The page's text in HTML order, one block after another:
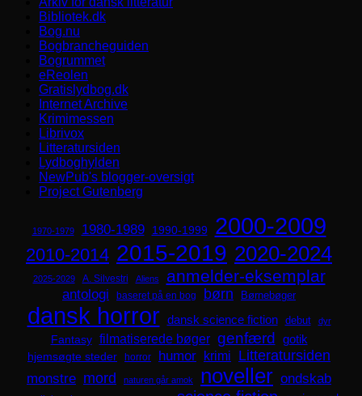
Bibliotek.dk
Bog.nu
Bogbrancheguiden
Bogrummet
eReolen
Gratislydbog.dk
Internet Archive
Krimimessen
Librivox
Litteratursiden
Lydboghylden
NewPub's blogger-oversigt
Project Gutenberg
1970-1979 1980-1989 1990-1999 2000-2009
2010-2014 2015-2019 2020-2024
2025-2029 A. Silvestri Aliens anmelder-eksemplar
antologi baseret på en bog børn Børnebøger
dansk horror dansk science fiction debut dyr
Fantasy filmatiserede bøger genfærd
gotik
hjemsøgte steder
horror humor krimi Litteratursiden
monstre mord naturen går amok noveller ondskab